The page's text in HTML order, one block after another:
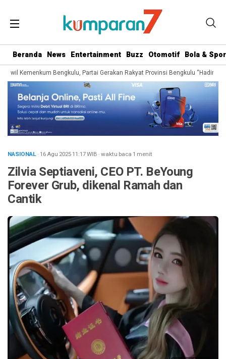
Beranda News Entertainment Buzz Otomotif Bola &
Kemenkum Bengkulu, Partai Gerakan Rakyat Provinsi Bengkulu “Hadir
NASIONAL· 16 Agu 202511:17WIB ·waktu baca 1 menit
Zilvia Septiaveni, CEO PT. BeYoung
Forever Grub, dikenal Ramah dan
Cantik